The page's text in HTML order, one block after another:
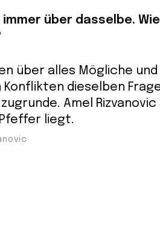
über dasselbe.
über alles Mögliche
dieselben
Amel
liegt.